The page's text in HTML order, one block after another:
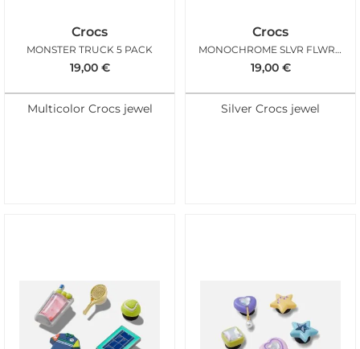
Crocs
MONSTER TRUCK 5 PACK
19,00 €
Multicolor Crocs jewel
Crocs
MONOCHROME SLVR FLWRS 5 PACK
19,00 €
Silver Crocs jewel